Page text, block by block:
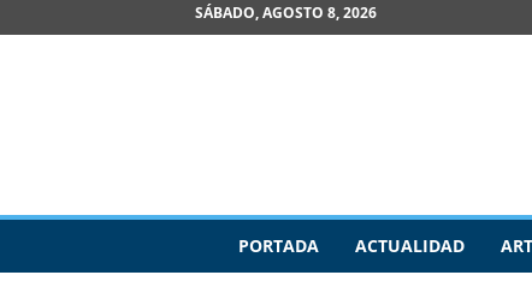
SÁBADO, AGOSTO 8, 2026
v
PORTADA ACTUALIDAD